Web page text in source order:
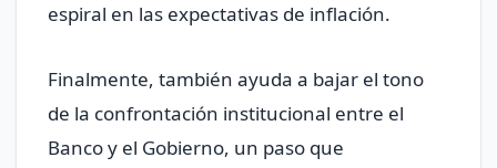
espiral en las expectativas de inflación.
Finalmente, también ayuda a bajar el tono
de la confrontación institucional entre el
Banco y el Gobierno, un paso que